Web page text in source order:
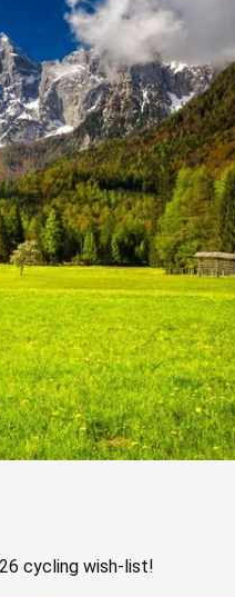
cycling wish-list!